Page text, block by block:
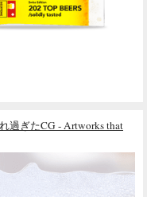
過ぎたCG - Artworks that